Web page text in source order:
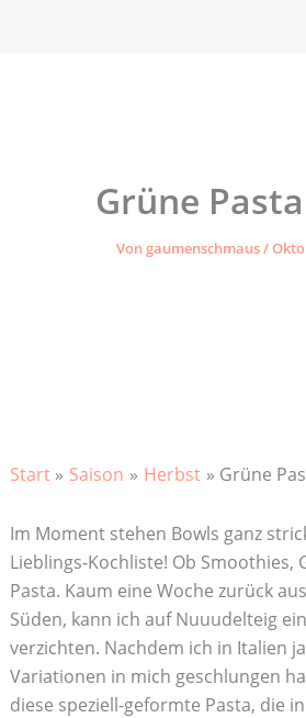
Grüne
Vongaumenschmaus/
Start Saison Herbst Grüne
Im Moment stehen Bowls ganz
Lieblings-Kochliste! Ob Smoothies,
Pasta. Kaum eine Woche zurück
Süden, kann ich auf Nuuudelteig
verzichten. Nachdem ich in Italien
Variationen in mich geschlungen
diese speziell-geformte Pasta, die